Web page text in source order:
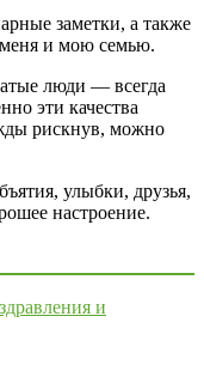
заметки, а также
и мою семью.
люди — всегда
эти качества
рискнув, можно
улыбки, друзья,
настроение.